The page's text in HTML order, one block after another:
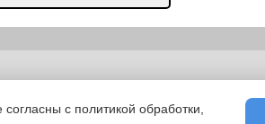
|E-mail
с политикой обработки,